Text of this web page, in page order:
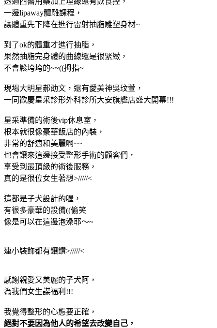
一邊lipaway體雕課程，
讓體重先下降在進行雷射抽脂雕塑身材~
到了ok的體重才進行抽脂，
果然抽脂完身體的曲線還是很緊緻，
不會鬆垮垮的~~((拇指~
現場大明星郝劭文，還有愛美神吳玟萱，
一同歡慶星采診形外科診所大安旗艦店盛大開幕!!!
星采準備的術後vip休息室，
根本就很像豪華飯店的內裝，
非常的舒適和美麗啊~~
也會讓來這邊接受整形手術的顧客們，
享受到最頂級的術後服務，
真的是很位女生著想>/////<
這都是子犬設計的喔，
有很多豪華的設備((偷笑
像是可以在這邊泡澡耶～~
連小裝飾都有鑲鑽>/////<
感謝親愛又美麗的子犬阿，
為我們女生謀福利!!!
我覺得整形的心態要正確，
絕對不要因為他人的希望去改變自己，